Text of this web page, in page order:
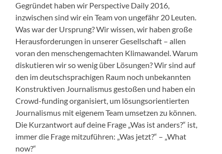
Gegründet haben wir Perspective Daily 2016,
inzwischen sind wir ein Team von ungefähr 20 Leuten.
Was war der Ursprung? Wir wissen, wir haben große
Herausforderungen in unserer Gesellschaft – allen
voran den menschengemachten Klimawandel. Warum
diskutieren wir so wenig über Lösungen? Wir sind auf
den im deutschsprachigen Raum noch unbekannten
Konstruktiven Journalismus gestoßen und haben ein
Crowd-funding organisiert, um lösungsorientierten
Journalismus mit eigenem Team umsetzen zu können.
Die Kurzantwort auf deine Frage „Was ist anders?“ ist,
immer die Frage mitzuführen: „Was jetzt?“ – „What
now?“